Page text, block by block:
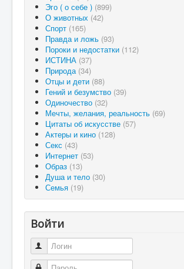
Эго ( о себе ) (899)
О животных (42)
Спорт (165)
Правда и ложь (93)
Пороки и недостатки (112)
ИСТИНА (37)
Природа (34)
Отцы и дети (88)
Гений и безумство (39)
Одиночество (32)
Мечты, желания, реальность (69)
Цитаты об искусстве (57)
Актеры и кино (128)
Секс (43)
Интернет (53)
Образ (13)
Душа и тело (30)
Семья (19)
Войти
Логин